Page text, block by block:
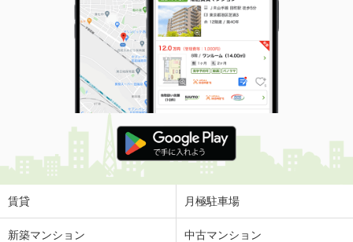
賃貸 月極駐車場
新築マンション 中古マンション